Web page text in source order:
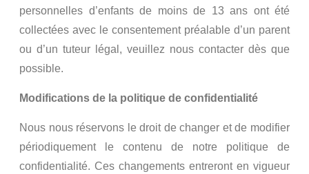
personnelles d’enfants de moins de 13 ans ont été
collectées avec le consentement préalable d’un parent
ou d’un tuteur légal, veuillez nous contacter dès que
possible.
Modifications de la politique de confidentialité
Nous nous réservons le droit de changer et de modifier
périodiquement le contenu de notre politique de
confidentialité. Ces changements entreront en vigueur